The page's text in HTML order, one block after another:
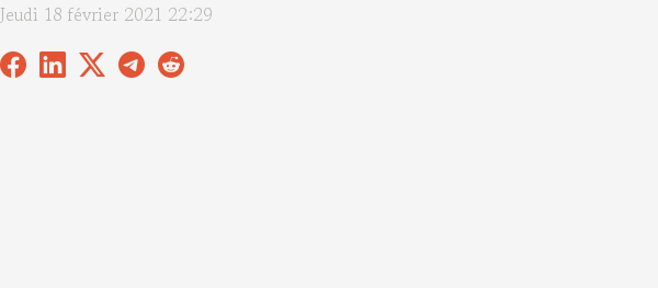
Jeudi 18 février 2021 22:29